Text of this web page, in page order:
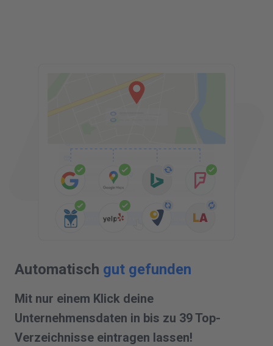
Automatisch gut gefunden
Mit nur einem Klick deine
Unternehmensdaten in bis zu 39 Top-
Verzeichnisse eintragen lassen!
UNTERNEHMENSDETAILS
UNTERNEHMENSDATEN VEROEFFENTLICHEN